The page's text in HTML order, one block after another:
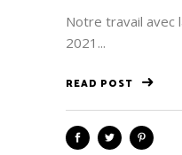
Notre travail avec
2021...
READ POST